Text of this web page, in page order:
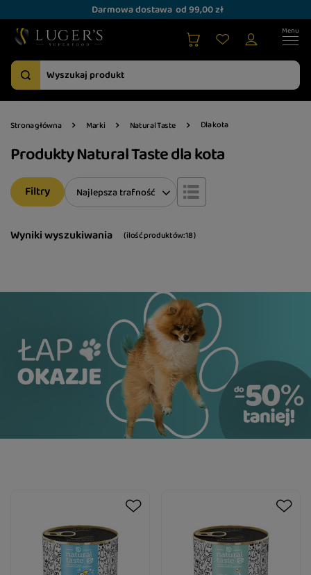
Darmowa dostawa od 99,00 zł
Strona główna Marki Natural Taste Dla kota
Produkty Natural Taste dla kota
Wyniki wyszukiwania ( ilość produktów:18)
Zmień sortowanie
Najlepsza trafność
Filtry